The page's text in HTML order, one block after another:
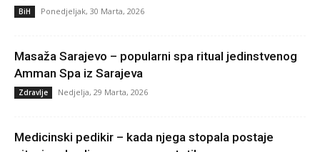
BiH Ponedjeljak, 30 Marta, 2026
Masaža Sarajevo – popularni spa ritual jedinstvenog
Amman Spa iz Sarajeva
Zdravlje Nedjelja, 29 Marta, 2026
Medicinski pedikir – kada njega stopala postaje